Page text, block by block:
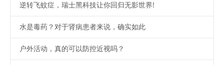
逆转飞蚊症，瑞士黑科技让你回归无影世界!
水是毒药？对于肾病患者来说，确实如此
户外活动，真的可以防控近视吗？